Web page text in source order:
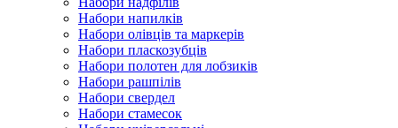
Набори напилків
Набори олівців та маркерів
Набори пласкозубців
Набори полотен для лобзиків
Набори рашпілів
Набори свердел
Набори стамесок